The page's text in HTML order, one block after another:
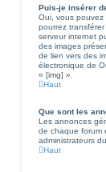
Puis-je insérer
Oui, vous pouvez
pourrez
serveur internet
des images
de lien vers des
électronique de
« [img] ».
Haut
Que sont les
Les annonces
de chaque forum
administrateurs
Haut